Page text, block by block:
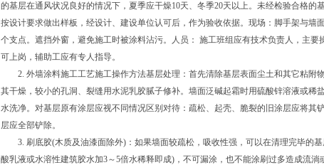
的基层在通风状况良好的情况下，夏季应干燥10天、冬季20天以上。未经检验合格的
按设计要求做出样板，经设计、建设单位认可后，作为验收依据。现场：脚手架与墙
个支点。遮挡外窗，避免施工时被涂料沾污。人员： 施工班组应有技术负责人，主
可上岗，辅助工应有专人指导。
2. 外墙涂料施工工艺施工操作方法基层处理：首先清除基层表面尘土和其它粘附
其干燥，较小的孔洞、裂缝用水泥乳胶腻子修补。墙面泛碱起霜时用硫酸锌溶液或稀
水洗净。对基层原有涂层应视不同情况区别对待：疏松、起壳、脆裂的旧涂层应将其
层应全部铲除。
3. 刷底胶(木质及油漆面除外)：如果墙面较疏松，吸收性强，可以在清理完毕的
酸乳液或水溶性建筑胶水加3～5倍水稀释即成)，不可漏涂，也不能涂刷过多造成流